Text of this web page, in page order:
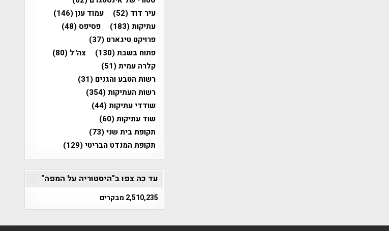
עיר דוד (52) עמוד ענן(146)
עתיקות(183) פסיפס(48)
פרויקט טיגארט (37)
פתוח בשבת(130) צה"ל (80)
קלרה עמית(51)
רשות הטבע והגנים (31)
רשות העתיקות(354)
שודדי עתיקות(44)
שוד עתיקות(60)
תקופת בית שני(73)
תקופת המנדט הבריטי(129)
עד כה צפו ב"היסטוריה על המפה"
2,510,235 מבקרים